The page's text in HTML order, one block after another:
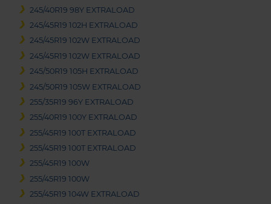
245/40R19 98Y EXTRALOAD
245/45R19 102H EXTRALOAD
245/45R19 102W EXTRALOAD
245/45R19 102W EXTRALOAD
245/50R19 105H EXTRALOAD
245/50R19 105W EXTRALOAD
255/35R19 96Y EXTRALOAD
255/40R19 100Y EXTRALOAD
255/45R19 100T EXTRALOAD
255/45R19 100T EXTRALOAD
255/45R19 100W
255/45R19 100W
255/45R19 104W EXTRALOAD